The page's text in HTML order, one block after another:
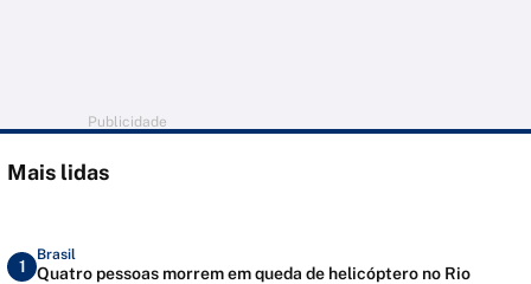
Publicidade
Mais lidas
1
Brasil
Quatro pessoas morrem em queda de helicóptero no Rio